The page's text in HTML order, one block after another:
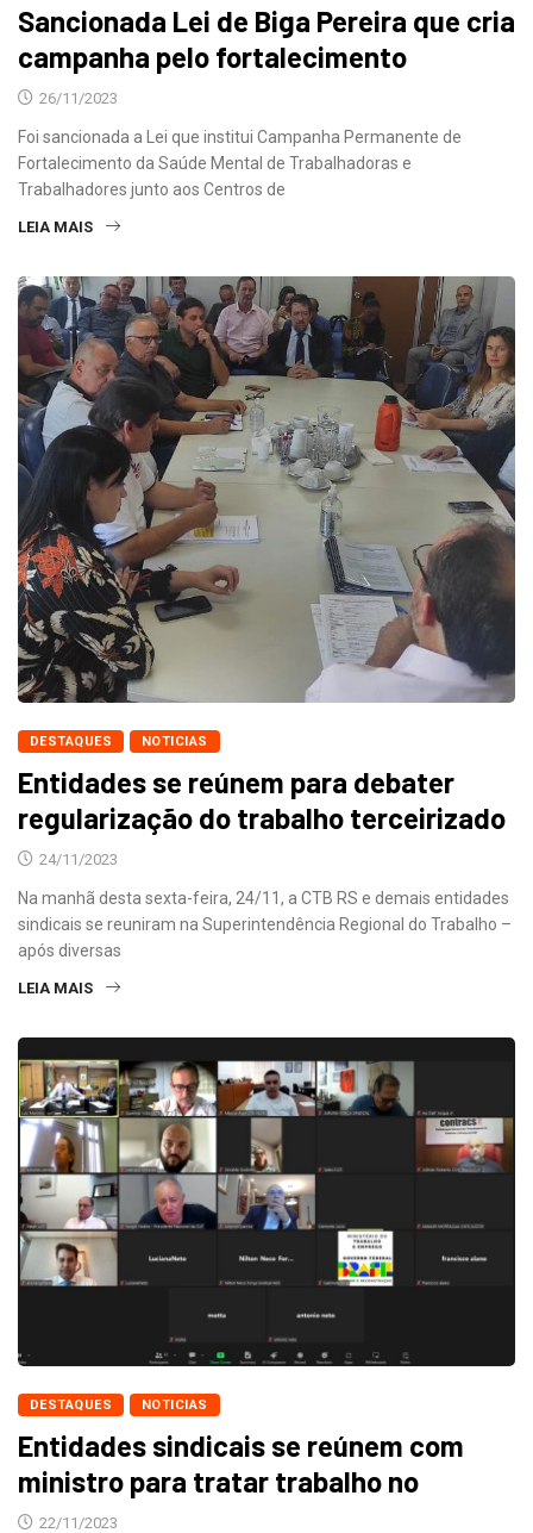
Sancionada Lei de Biga Pereira que cria
campanha pelo fortalecimento
26/11/2023
Foi sancionada a Lei que institui Campanha Permanente de
Fortalecimento da Saúde Mental de Trabalhadoras e
Trabalhadores junto aos Centros de
LEIA MAIS
DESTAQUES NOTICIAS
Entidades se reúnem para debater
regularização do trabalho terceirizado
24/11/2023
Na manhã desta sexta-feira, 24/11, a CTB RS e demais entidades
sindicais se reuniram na Superintendência Regional do Trabalho –
após diversas
LEIA MAIS
DESTAQUES NOTICIAS
Entidades sindicais se reúnem com
ministro para tratar trabalho no
22/11/2023